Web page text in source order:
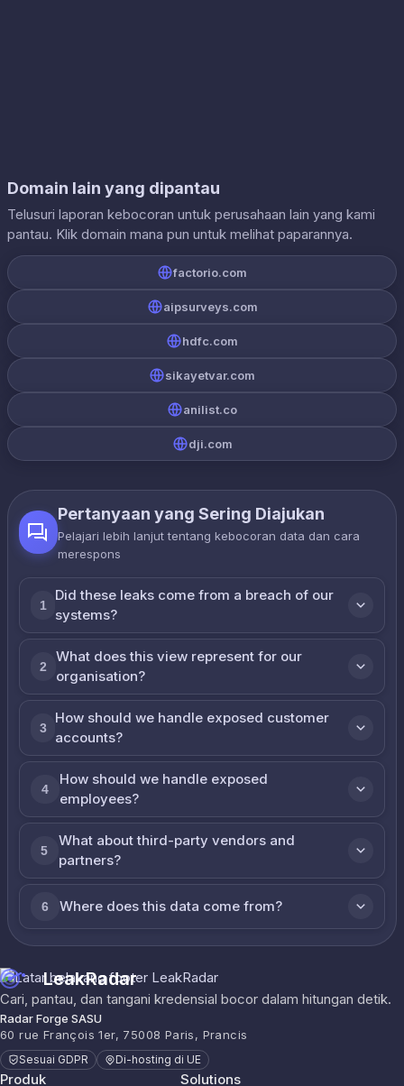
Domain lain yang dipantau
Telusuri laporan kebocoran untuk perusahaan lain yang kami
pantau. Klik domain mana pun untuk melihat paparannya.
factorio.com
aipsurveys.com
hdfc.com
sikayetvar.com
anilist.co
dji.com
Pertanyaan yang Sering Diajukan
Pelajari lebih lanjut tentang kebocoran data dan cara
merespons
1
Did these leaks come from a breach of our
systems?
2
What does this view represent for our
organisation?
3
How should we handle exposed customer
accounts?
4
How should we handle exposed
employees?
5
What about third-party vendors and
partners?
6 Where does this data come from?
LeakRadar
Cari, pantau, dan tangani kredensial bocor dalam hitungan detik.
Radar Forge SASU
60 rue François 1er, 75008 Paris, Prancis
Sesuai GDPR Di-hosting di UE
Produk Solutions